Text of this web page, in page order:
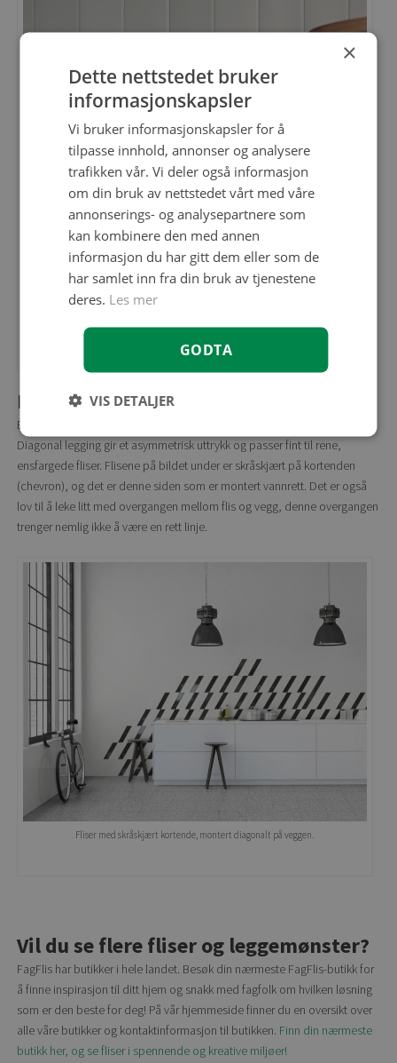
Rektangulære fliser montert stående på veggen med kryssfug.
Diagonalt
En litt annerledes måte å legge fliser på, men vel så virkningsfull.
Diagonal legging gir et asymmetrisk uttrykk og passer fint til rene,
ensfargede fliser. Flisene på bildet under er skråskjært på kortenden
(chevron), og det er denne siden som er montert vannrett. Det er også
lov til å leke litt med overgangen mellom flis og vegg, denne overgangen
trenger nemlig ikke å være en rett linje.
Fliser med skråskjært kortende, montert diagonalt på veggen.
Vil du se flere fliser og leggemønster?
FagFlis har butikker i hele landet. Besøk din nærmeste FagFlis-butikk for
å finne inspirasjon til ditt hjem og snakk med fagfolk om hvilken løsning
som er den beste for deg! På vår hjemmeside finner du en oversikt over
alle våre butikker og kontaktinformasjon til butikken. Finn din nærmeste
butikk her, og se fliser i spennende og kreative miljøer!
×
Dette nettstedet bruker
informasjonskapsler
Vi bruker informasjonskapsler for å
tilpasse innhold, annonser og analysere
trafikken vår. Vi deler også informasjon
om din bruk av nettstedet vårt med våre
annonserings- og analysepartnere som
kan kombinere den med annen
informasjon du har gitt dem eller som de
har samlet inn fra din bruk av tjenestene
deres. Les mer
GODTA
VIS DETALJER